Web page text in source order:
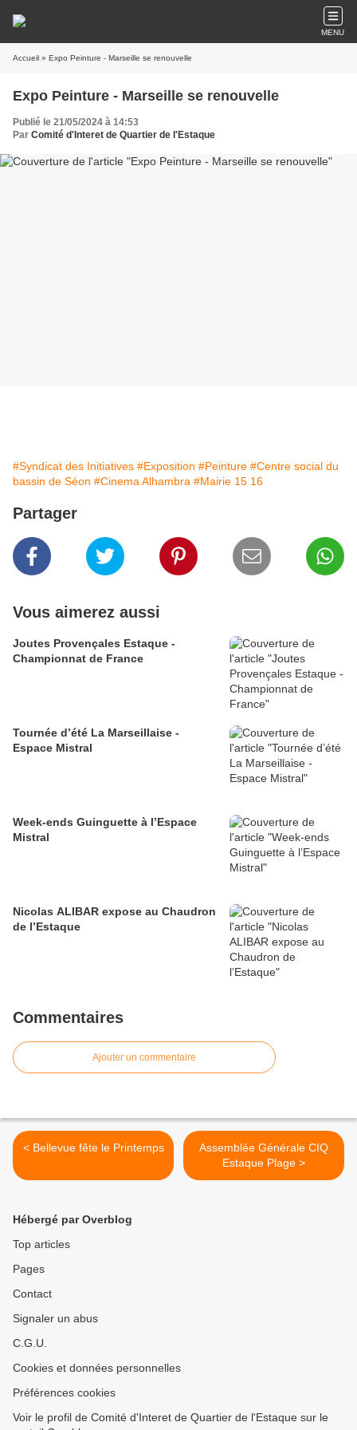
MENU
Accueil » Expo Peinture - Marseille se renouvelle
Expo Peinture - Marseille se renouvelle
Publié le 21/05/2024 à 14:53
Par Comité d'Interet de Quartier de l'Estaque
#Syndicat des Initiatives #Exposition #Peinture #Centre social du
bassin de Séon #Cinema Alhambra #Mairie 15 16
Partager
Vous aimerez aussi
Joutes Provençales Estaque -
Championnat de France
Tournée d’été La Marseillaise -
Espace Mistral
Week-ends Guinguette à l’Espace
Mistral
Nicolas ALIBAR expose au Chaudron
de l’Estaque
Commentaires
Ajouter un commentaire
< Bellevue fête le Printemps
Assemblée Générale CIQ
Estaque Plage >
Hébergé par Overblog
Top articles
Pages
Contact
Signaler un abus
C.G.U.
Cookies et données personnelles
Préférences cookies
Voir le profil de Comité d'Interet de Quartier de l'Estaque sur le